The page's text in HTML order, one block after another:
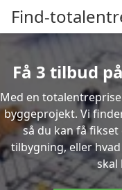
Find-
Få 3 tilbud
Med en
byggeprojekt. Vi
så du kan få
tilbygning, eller
skal